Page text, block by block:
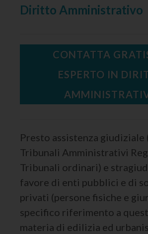
Diritto Amministrativo
CONTATTA
ESPERTO IN
Presto assistenza giudiziale
Tribunali Amministrativi
Tribunali ordinari) e
favore di enti pubblici e di
privati (persone fisiche e
specifico riferimento a
materia di edilizia ed